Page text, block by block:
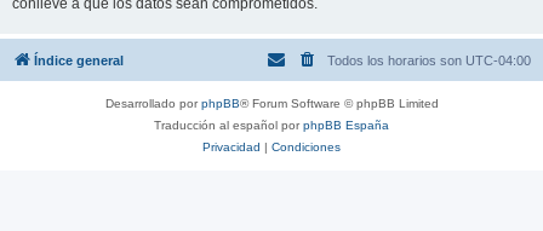
conlleve a que los datos sean comprometidos.
Índice general Todos los horarios son UTC-04:00
Desarrollado porphpBB® Forum Software © phpBB Limited
Traducción al español porphpBB España
Privacidad | Condiciones